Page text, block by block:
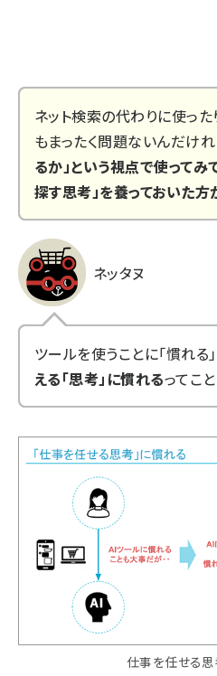
ネット検索の代わりに使った
もまったく問題ないんだけれ
るか」という視点で使ってみ
探す思考」を養っておいた方
ネッタヌ
ツールを使うことに「慣れる
える「思考」に慣れるってこと
仕事を任せる